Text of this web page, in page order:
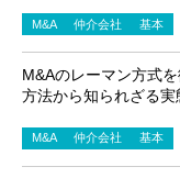
M&A 仲介会社 基本
M&A 仲介会社 基本
M&Aのレーマン方式
方法から知られざる実